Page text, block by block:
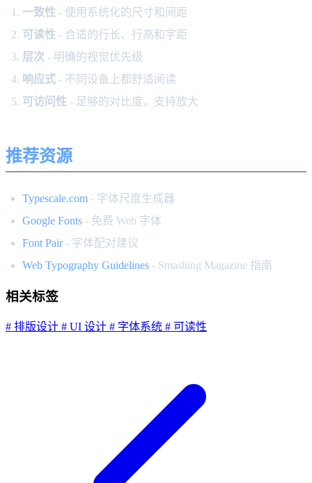
一致性 - 使用系统化的尺寸和间距
可读性 - 合适的行长、行高和字距
层次 - 明确的视觉优先级
响应式 - 不同设备上都舒适阅读
可访问性 - 足够的对比度，支持放大
推荐资源
Typescale.com - 字体尺度生成器
Google Fonts - 免费 Web 字体
Font Pair- 字体配对建议
Web Typography Guidelines - Smashing Magazine 指南
相关标签
# 排版设计 # UI 设计 # 字体系统 # 可读性